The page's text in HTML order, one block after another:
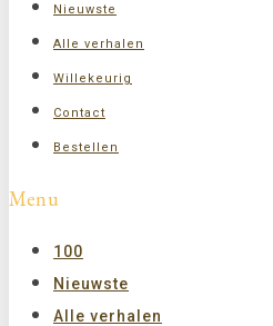
Nieuwste
Alle verhalen
Willekeurig
Contact
Bestellen
Menu
100
Nieuwste
Alle verhalen